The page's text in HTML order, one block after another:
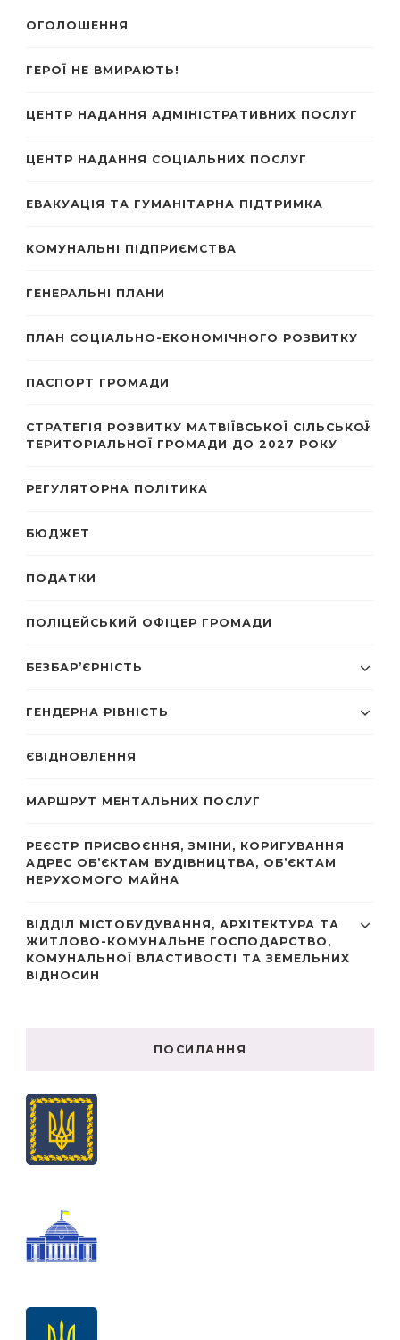
ОГОЛОШЕННЯ
ГЕРОЇ НЕ ВМИРАЮТЬ!
ЦЕНТР НАДАННЯ АДМІНІСТРАТИВНИХ ПОСЛУГ
ЦЕНТР НАДАННЯ СОЦІАЛЬНИХ ПОСЛУГ
ЕВАКУАЦІЯ ТА ГУМАНІТАРНА ПІДТРИМКА
КОМУНАЛЬНІ ПІДПРИЄМСТВА
ГЕНЕРАЛЬНІ ПЛАНИ
ПЛАН СОЦІАЛЬНО-ЕКОНОМІЧНОГО РОЗВИТКУ
ПАСПОРТ ГРОМАДИ
СТРАТЕГІЯ РОЗВИТКУ МАТВІЇВСЬКОЇ СІЛЬСЬКОЇ
ТЕРИТОРІАЛЬНОЇ ГРОМАДИ ДО 2027 РОКУ
РЕГУЛЯТОРНА ПОЛІТИКА
БЮДЖЕТ
ПОДАТКИ
ПОЛІЦЕЙСЬКИЙ ОФІЦЕР ГРОМАДИ
БЕЗБАР’ЄРНІСТЬ
ГЕНДЕРНА РІВНІСТЬ
ЄВІДНОВЛЕННЯ
МАРШРУТ МЕНТАЛЬНИХ ПОСЛУГ
РЕЄСТР ПРИСВОЄННЯ, ЗМІНИ, КОРИГУВАННЯ
АДРЕС ОБ’ЄКТАМ БУДІВНИЦТВА, ОБ’ЄКТАМ
НЕРУХОМОГО МАЙНА
ВІДДІЛ МІСТОБУДУВАННЯ, АРХІТЕКТУРА ТА
ЖИТЛОВО-КОМУНАЛЬНЕ ГОСПОДАРСТВО,
КОМУНАЛЬНОЇ ВЛАСТИВОСТІ ТА ЗЕМЕЛЬНИХ
ВІДНОСИН
ПОСИЛАННЯ